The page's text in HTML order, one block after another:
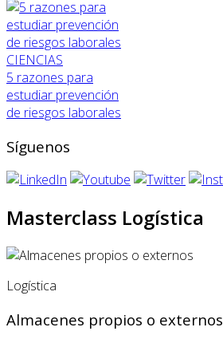
CIENCIAS
5 razones para
estudiar prevención
de riesgos laborales
Síguenos
Masterclass Logística
Logística
Almacenes propios o externos